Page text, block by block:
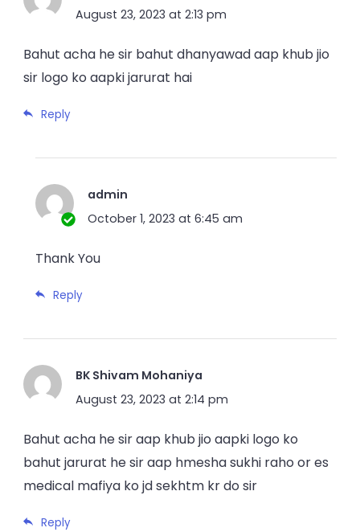
August 23, 2023 at 2:13 pm
Bahut acha he sir bahut dhanyawad aap khub jio
sir logo ko aapki jarurat hai
Reply
admin
October 1, 2023 at 6:45 am
Thank You
Reply
BK Shivam Mohaniya
August 23, 2023 at 2:14 pm
Bahut acha he sir aap khub jio aapki logo ko
bahut jarurat he sir aap hmesha sukhi raho or es
medical mafiya ko jd sekhtm kr do sir
Reply